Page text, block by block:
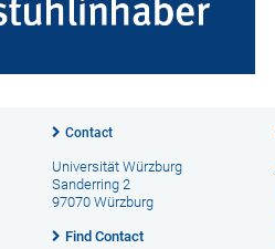
Contact
Universität Würzburg
Sanderring 2
97070 Würzburg
Find Contact